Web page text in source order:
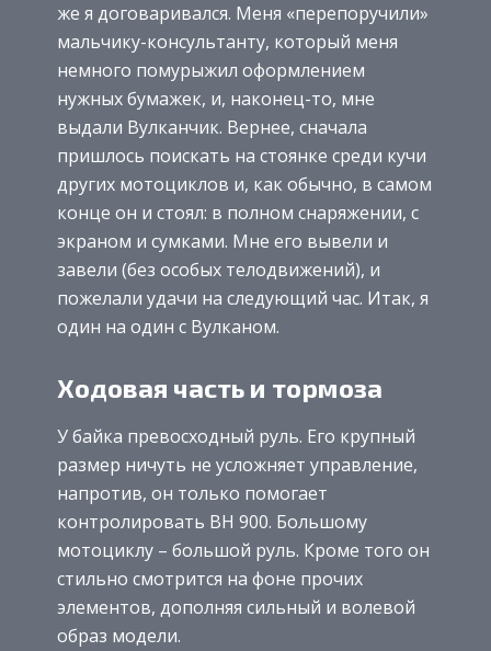
же я договаривался. Меня «перепоручили»
мальчику-консультанту, который меня
немного помурыжил оформлением
нужных бумажек, и, наконец-то, мне
выдали Вулканчик. Вернее, сначала
пришлось поискать на стоянке среди кучи
других мотоциклов и, как обычно, в самом
конце он и стоял: в полном снаряжении, с
экраном и сумками. Мне его вывели и
завели (без особых телодвижений), и
пожелали удачи на следующий час. Итак, я
один на один с Вулканом.
Ходовая часть и тормоза
У байка превосходный руль. Его крупный
размер ничуть не усложняет управление,
напротив, он только помогает
контролировать ВН 900. Большому
мотоциклу – большой руль. Кроме того он
стильно смотрится на фоне прочих
элементов, дополняя сильный и волевой
образ модели.